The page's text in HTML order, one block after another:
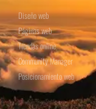
Diseño web
Páginas web
Tiendas online
Community Manager
Posicionamiento web